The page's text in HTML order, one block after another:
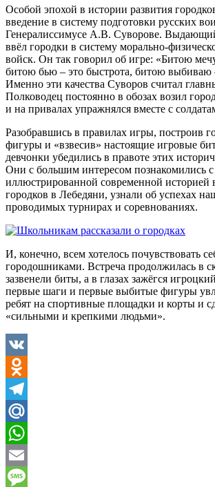
Особой эпохой в истории развития
введение в систему подготовки русских
Генералиссимусе А.В. Суворове.
ввёл городки в систему морально-
войск. Он так говорил об игре: «Битою
битою бью – это быстрота, битою выбиваю
Именно эти качества Суворов считал
Полководец постоянно в обозах возил
и на привалах упражнялся вместе с
Разобравшись в правилах игры, построив
фигуры и «взвесив» настоящие игровые
девчонки убедились в правоте этих
Они с большим интересом познакомились с
иллюстрированной современной историей
городков в Лебедяни, узнали об успехах
проводимых турнирах и соревнованиях.
И, конечно, всем хотелось почувствовать
городошниками. Встреча продолжилась в
зазвенели биты, а в глазах зажёгся
первые шаги и первые выбитые фигуры
ребят на спортивные площадки и корты и
«сильными и крепкими людьми».
VK
Odnoklassniki
Telegram
Mail.Ru
WhatsApp
Email